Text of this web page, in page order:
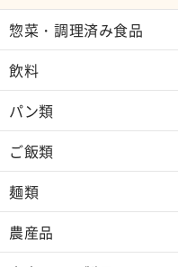
惣菜・調理済み食品
飲料
パン類
ご飯類
麺類
農産品